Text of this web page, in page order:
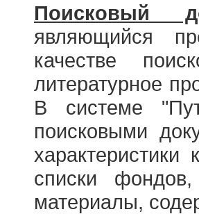
Поисковый
являющийся
качестве
литературное
В системе
поисковыми
характеристики
списки
материалы,